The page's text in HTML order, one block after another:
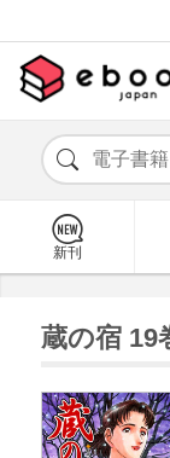
新刊
蔵の宿 19